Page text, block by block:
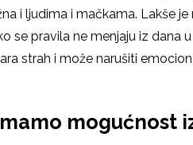
i ljudima i mačkama. Lakše
se pravila ne menjaju iz dana
strah i može narušiti
mogućnost